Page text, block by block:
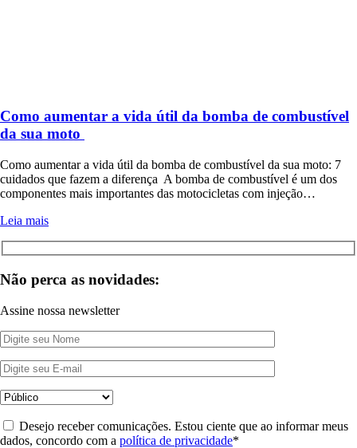
Como aumentar a vida útil da bomba de combustível
da sua moto
Como aumentar a vida útil da bomba de combustível da sua moto: 7
cuidados que fazem a diferença A bomba de combustível é um dos
componentes mais importantes das motocicletas com injeção…
Leia mais
Não perca as novidades:
Assine nossa newsletter
Desejo receber comunicações. Estou ciente que ao informar meus
dados, concordo com a política de privacidade*